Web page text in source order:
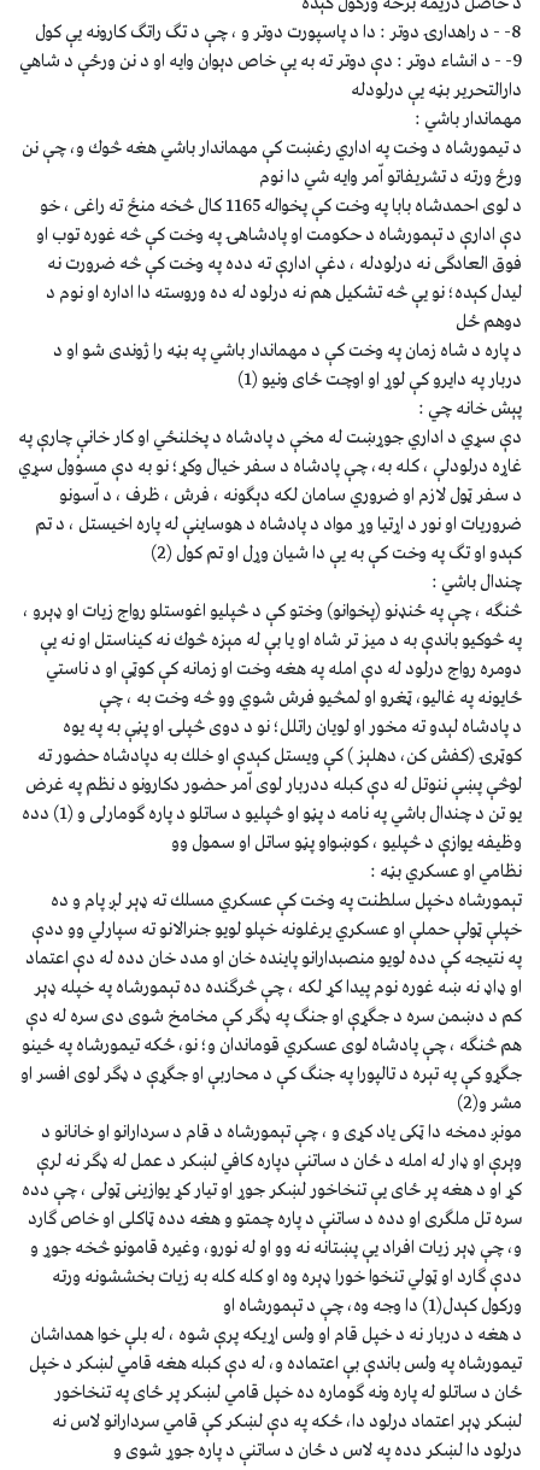
8- - د راهدارۍ دوتر : دا د پاسپورت دوتر و ، چې د تګ راتګ كارونه يې كول
9- - د انشاء دوتر : دې دوتر ته به يې خاص دېوان وايه او د نن ورځې د شاهي
دارالتحرير بڼه يې درلودله
مهماندار باشي :
د تيمورشاه د وخت په اداري رغښت كې مهماندار باشي هغه څوك و، چې نن
ورځ ورته د تشريفاتو اّمر وايه شي دا نوم
د لوى احمدشاه بابا په وخت كې پخواله 1165 كال څخه منځ ته راغى ، خو
دې ادارې د تېمورشاه د حكومت او پادشاهۍ په وخت كې څه غوره توب او
فوق العادګى نه درلودله ، دغې ادارې ته دده په وخت كې څه ضرورت نه
ليدل كېده؛ نو يې څه تشكيل هم نه درلود له ده وروسته دا اداره او نوم د
دوهم ځل
د پاره د شاه زمان په وخت كې د مهماندار باشي په بڼه را ژوندى شو او د
دربار په دايرو كې لوړ او اوچت ځاى ونيو (1)
پېش خانه چي :
دې سړي د اداري جوړښت له مخې د پادشاه د پخلنځي او كار خانې چارې په
غاړه درلودلې ، كله به، چې پادشاه د سفر خيال وكړ؛ نو به دې مسوْول سړي
د سفر ټول لازم او ضروري سامان لكه دېګونه ، فرش ، ظرف ، د اّسونو
ضروريات او نور د اړتيا وړ مواد د پادشاه د هوساينې له پاره اخيستل ، د تم
كېدو او تګ په وخت كې به يې دا شيان وړل او تم كول (2)
چندال باشي :
څنګه ، چې په ځنډنو (پخوانو) وختو كې د څپليو اغوستلو رواج زيات او ډېرو ،
په څوكيو باندې به د ميز تر شاه او يا بې له مېزه څوك نه كيناستل او نه يې
دومره رواج درلود له دې امله په هغه وخت او زمانه كې كوټې او د ناستي
ځايونه په غاليو، ټغرو او لمڅيو فرش شوي وو څه وخت به ، چې
د پادشاه لېدو ته مخور او لويان راتلل؛ نو د دوى څپلۍ او پڼې به په يوه
كوټرۍ (كفش كن، دهلېز ) كې ويستل كېدې او خلك به دپادشاه حضور ته
لوڅې پښې ننوتل له دې كبله ددربار لوى اّمر حضور دكارونو د نظم په غرض
يو تن د چندال باشي په نامه د پڼو او څپليو د ساتلو د پاره ګومارلى و (1) دده
وظيفه يوازې د څپليو ، كوښواو پڼو ساتل او سمول وو
نظامي او عسكري بڼه :
تېمورشاه دخپل سلطنت په وخت كې عسكري مسلك ته ډېر لږ پام و ده
خپلې ټولې حملې او عسكري يرغلونه خپلو لويو جنرالانو ته سپارلي وو ددې
په نتيجه كې دده لويو منصبدارانو پاينده خان او مدد خان دده له دې اعتماد
او ډاډ نه ښه غوره نوم پيدا كړ لكه ، چې څرګنده ده تېمورشاه په خپله ډېر
كم د دښمن سره د جګړې او جنګ په ډګر كې مخامخ شوى دى سره له دې
هم څنګه ، چې پادشاه لوى عسكري قوماندان و؛ نو، ځكه تيمورشاه په ځينو
جګړو كې په تېره د تالپورا په جنګ كې د محاربې او جګړې د ډګر لوى افسر او
مشر و(2)
مونږ دمخه دا ټكى ياد كړى و ، چې تېمورشاه د قام د سردارانو او خانانو د
وېرې او ډار له امله د ځان د ساتنې دپاره كافي لښكر د عمل له ډګر نه لرې
كړ او د هغه پر ځاى يې تنخاخور لښكر جوړ او تيار كړ يوازينى ټولى ، چې دده
سره تل ملګرى او دده د ساتنې د پاره چمتو و هغه دده ټاكلى او خاص ګارد
و، چې ډېر زيات افراد يې پښتانه نه وو او له نورو، وغيره قامونو څخه جوړ و
ددې ګارد او ټولي تنخوا خورا ډېره وه او كله كله به زيات بخششونه ورته
وركول كېدل(1) دا وجه وه، چې د تېمورشاه او
د هغه د دربار نه د خپل قام او ولس اړيكه پرې شوه ، له بلې خوا همداشان
تيمورشاه په ولس باندې بې اعتماده و، له دې كبله هغه قامي لښكر د خپل
ځان د ساتلو له پاره ونه ګوماره ده خپل قامي لښكر پر ځاى په تنخاخور
لښكر ډېر اعتماد درلود دا، ځكه په دې لښكر كې قامي سردارانو لاس نه
درلود دا لښكر دده په لاس د ځان د ساتنې د پاره جوړ شوى و